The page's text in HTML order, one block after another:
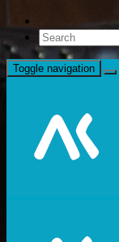
Toggle navigation